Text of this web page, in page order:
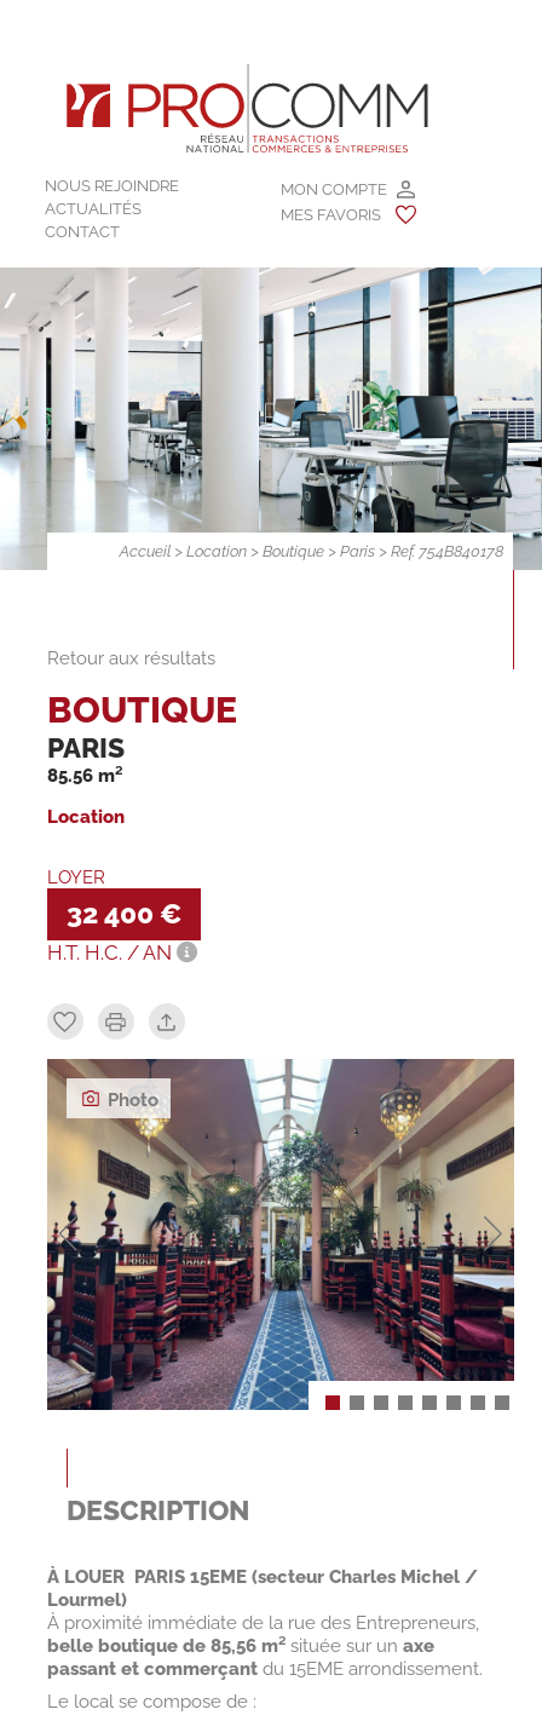
MON COMPTE
MES FAVORIS
NOUS REJOINDRE
ACTUALITÉS
CONTACT
Accueil >Location >Boutique >Paris > Ref. 754B840178
Retour aux résultats
Photo
DESCRIPTION
À LOUER  PARIS 15EME (secteur Charles Michel /
Lourmel)
À proximité immédiate de la rue des Entrepreneurs,
belle boutique de 85,56 m²située sur un axe
passant et commerçantdu 15EME arrondissement.
Le local se compose de :
BOUTIQUE
PARIS
85.56 m²
Location
LOYER
32 400 €
H.T. H.C. / AN